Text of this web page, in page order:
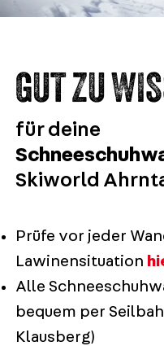
GUT ZU
für deine
Skiworld
Prüfe vor jeder
Lawinensituation
Alle
bequem per
Klausberg)